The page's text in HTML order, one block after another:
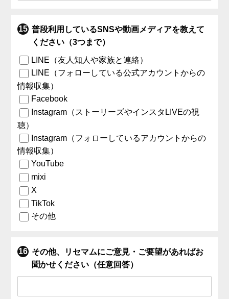
普段利用しているSNSや動画メディアを教えて
ください（3つまで）
LINE（友人知人や家族と連絡）
LINE（フォローしている公式アカウントからの
情報収集）
Facebook
Instagram（ストーリーズやインスタLIVEの視
聴）
Instagram（フォローしているアカウントからの
情報収集）
YouTube
mixi
X
TikTok
その他
その他、リセマムにご意見・ご要望があればお
聞かせください（任意回答）